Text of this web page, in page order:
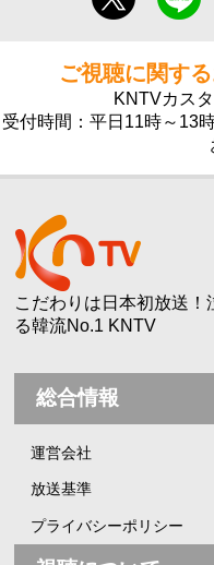
ご視聴に関す
KNTVカス
受付時間：平日11時～13
こだわりは日本初放送
る韓流No.1 KNTV
総合情報
運営会社
放送基準
プライバシーポリシー